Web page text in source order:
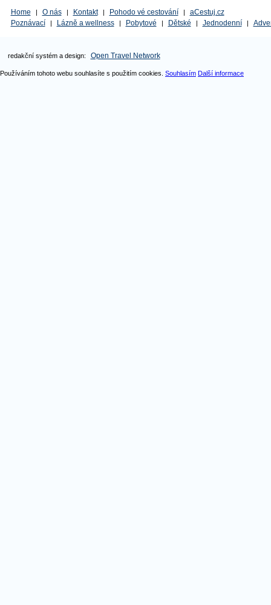
Home | O nás | Kontakt | Pohodo vé cestování |
aCestuj.cz
Poznávací
| Lázně a wellness | Pobytové | Dětské | Jednodenní |
redakční systém a design: Open Travel Network
Používáním tohoto webu souhlasíte s použitím cookies. Souhlasím Další informace